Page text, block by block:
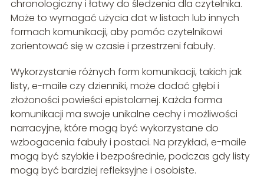
chronologiczny i łatwy do śledzenia dla czytelnika.
Może to wymagać użycia dat w listach lub innych
formach komunikacji, aby pomóc czytelnikowi
zorientować się w czasie i przestrzeni fabuły.
Wykorzystanie różnych form komunikacji, takich jak
listy, e-maile czy dzienniki, może dodać głębi i
złożoności powieści epistolarnej. Każda forma
komunikacji ma swoje unikalne cechy i możliwości
narracyjne, które mogą być wykorzystane do
wzbogacenia fabuły i postaci. Na przykład, e-maile
mogą być szybkie i bezpośrednie, podczas gdy listy
mogą być bardziej refleksyjne i osobiste.